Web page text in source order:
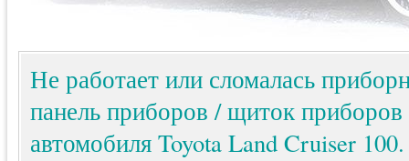
Не работает или сломалась
панель приборов / щиток приборов
автомобиля Toyota Land Cruiser